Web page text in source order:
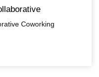
Coworking